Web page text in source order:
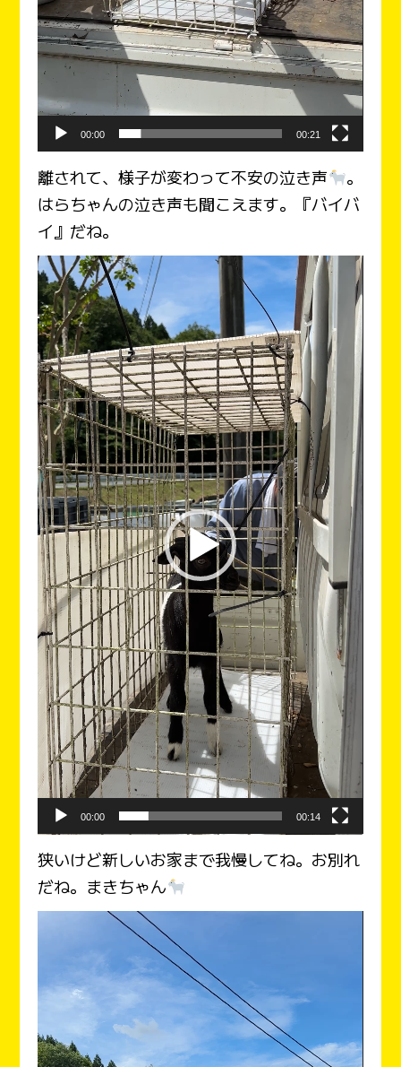
00:00 00:21
離されて、様子が変わって不安の泣き声
。
はらちゃんの泣き声も聞こえます。『バイバ
イ』だね。
動
画
プ
レ
ー
ヤ
ー
00:00 00:14
狭いけど新しいお家まで我慢してね。お別れ
だね。まきちゃん
ー
ヤ